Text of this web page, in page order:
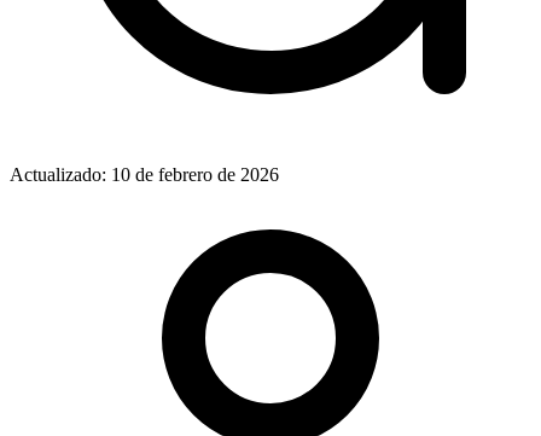
Actualizado: 10 de febrero de 2026